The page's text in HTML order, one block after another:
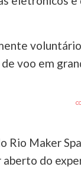
voo em
Rio Maker
do